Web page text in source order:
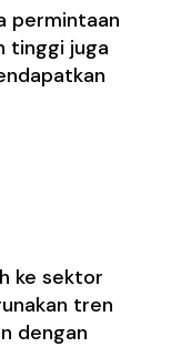
permintaan
tinggi juga
ke sektor
tren
dengan